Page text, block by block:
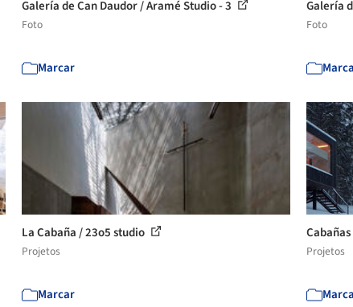
Galería de Can Daudor / Aramé Studio - 3
Foto
Marcar
Galería
Foto
La Cabaña / 23o5 studio
Projetos
Marcar
Projetos